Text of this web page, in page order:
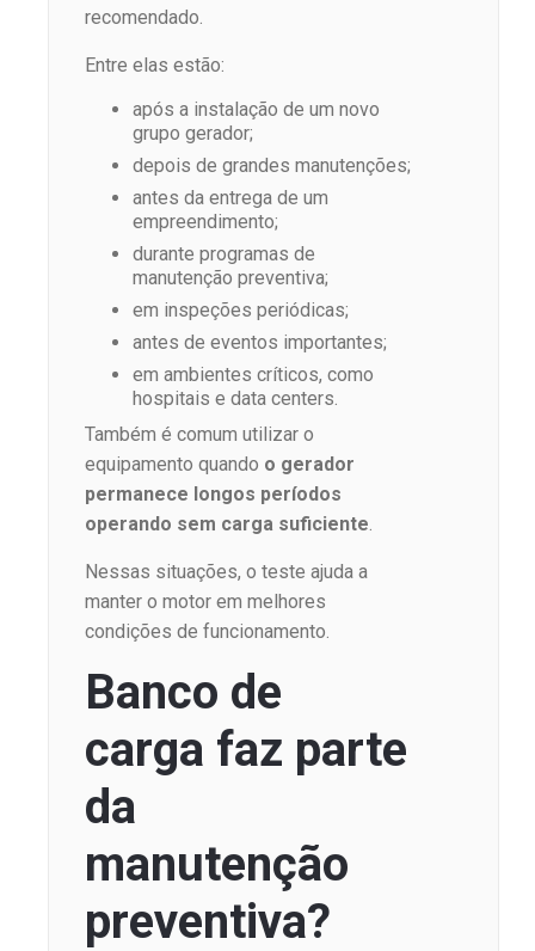
recomendado.
Entre elas estão:
após a instalação de um novo
grupo gerador;
depois de grandes manutenções;
antes da entrega de um
empreendimento;
durante programas de
manutenção preventiva;
em inspeções periódicas;
antes de eventos importantes;
em ambientes críticos, como
hospitais e data centers.
Também é comum utilizar o
equipamento quando o gerador
permanece longos períodos
operando sem carga suficiente
Nessas situações, o teste ajuda a
manter o motor em melhores
condições de funcionamento.
Banco de
carga faz parte
da
manutenção
preventiva?